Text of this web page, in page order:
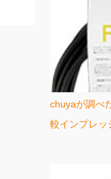
chuyaが調べ
較インプレッ